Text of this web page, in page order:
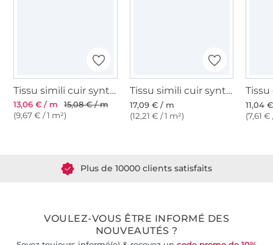
Tissu simili cuir synthetique Nappa, vert olive
13,06 € / m
15,08 € / m
(9,67 € / 1 m²)
Tissu simili cuir synthétique lavea, noir
17,09 € / m
(12,21 € / 1 m²)
11,04
(7,61 €
VOULEZ-VOUS ÊTRE INFORMÉ DES
NOUVEAUTÉS ?